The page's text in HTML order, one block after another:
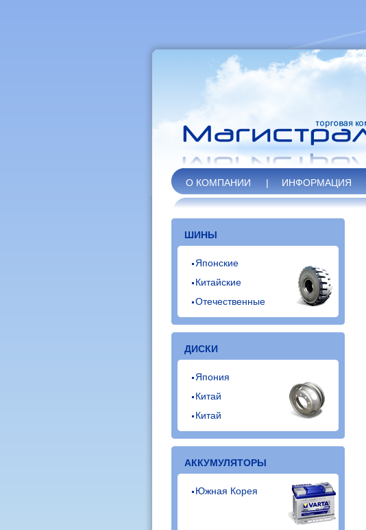
О КОМПАНИИ | ИНФОРМАЦИЯ
ШИНЫ
Японские
Китайские
Отечественные
ДИСКИ
Япония
Китай
Китай
АККУМУЛЯТОРЫ
Южная Корея